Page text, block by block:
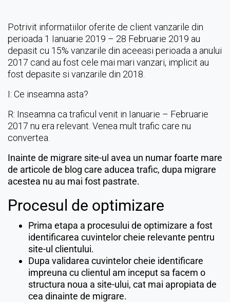
Potrivit informatiilor oferite de client vanzarile din
perioada 1 Ianuarie 2019 – 28 Februarie 2019 au
depasit cu 15% vanzarile din aceeasi perioada a anului
2017 cand au fost cele mai mari vanzari, implicit au
fost depasite si vanzarile din 2018.
I: Ce inseamna asta?
R: Inseamna ca traficul venit in Ianuarie – Februarie
2017 nu era relevant. Venea mult trafic care nu
convertea.
Inainte de migrare site-ul avea un numar foarte mare
de articole de blog care aducea trafic, dupa migrare
acestea nu au mai fost pastrate.
Procesul de optimizare
Prima etapa a procesului de optimizare a fost
identificarea cuvintelor cheie relevante pentru
site-ul clientului.
Dupa validarea cuvintelor cheie identificare
impreuna cu clientul am inceput sa facem o
structura noua a site-ului, cat mai apropiata de
cea dinainte de migrare.